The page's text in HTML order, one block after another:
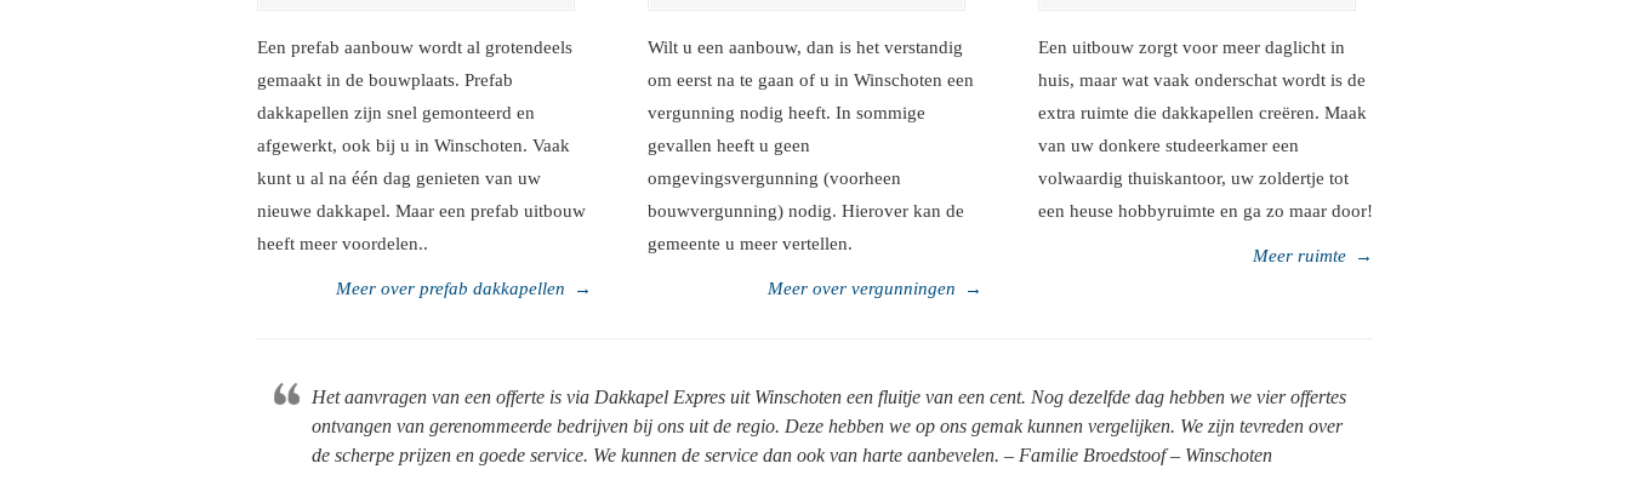
Een prefab aanbouw wordt al grotendeels
gemaakt in de bouwplaats. Prefab
dakkapellen zijn snel gemonteerd en
afgewerkt, ook bij u in Winschoten. Vaak
kunt u al na één dag genieten van uw
nieuwe dakkapel. Maar een prefab uitbouw
heeft meer voordelen..
Meer over prefab dakkapellen →
Wilt u een aanbouw, dan is het verstandig
om eerst na te gaan of u in Winschoten een
vergunning nodig heeft. In sommige
gevallen heeft u geen
omgevingsvergunning (voorheen
bouwvergunning) nodig. Hierover kan de
gemeente u meer vertellen.
Meer over vergunningen →
Een uitbouw zorgt voor meer daglicht in
huis, maar wat vaak onderschat wordt is de
extra ruimte die dakkapellen creëren. Maak
van uw donkere studeerkamer een
volwaardig thuiskantoor, uw zoldertje tot
een heuse hobbyruimte en ga zo maar door!
Meer ruimte →
Het aanvragen van een offerte is via Dakkapel Expres uit Winschoten een fluitje van een cent. Nog dezelfde dag hebben we vier offertes
ontvangen van gerenommeerde bedrijven bij ons uit de regio. Deze hebben we op ons gemak kunnen vergelijken. We zijn tevreden over
de scherpe prijzen en goede service. We kunnen de service dan ook van harte aanbevelen. – Familie Broedstoof – Winschoten